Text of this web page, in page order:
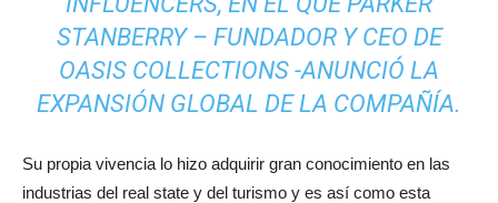
STANBERRY – FUNDADOR Y CEO DE
OASIS COLLECTIONS -ANUNCIÓ LA
EXPANSIÓN GLOBAL DE LA COMPAÑÍA.
Su propia vivencia lo hizo adquirir gran conocimiento en las
industrias del real state y del turismo y es así como esta